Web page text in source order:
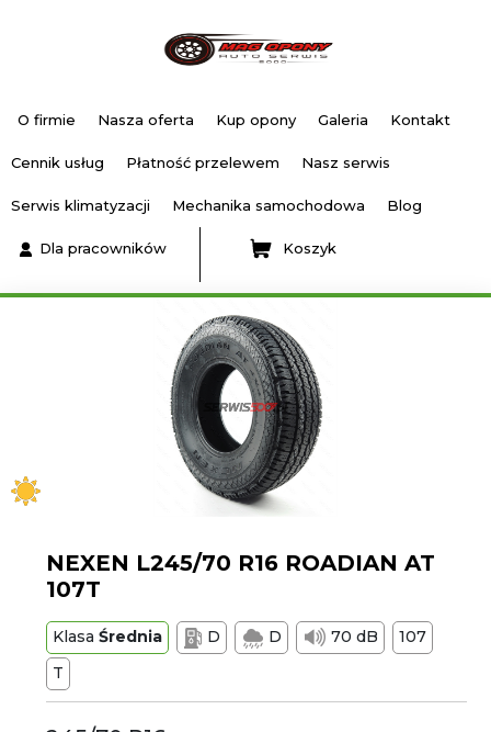
O firmie Nasza oferta Kup opony Galeria Kontakt
Cennik usług Płatność przelewem Nasz serwis
Serwis klimatyzacji Mechanika samochodowa Blog
Dla pracowników Koszyk
NEXEN L245/70 R16 ROADIAN AT
107T
KlasaŚrednia D D 70 dB
107
T